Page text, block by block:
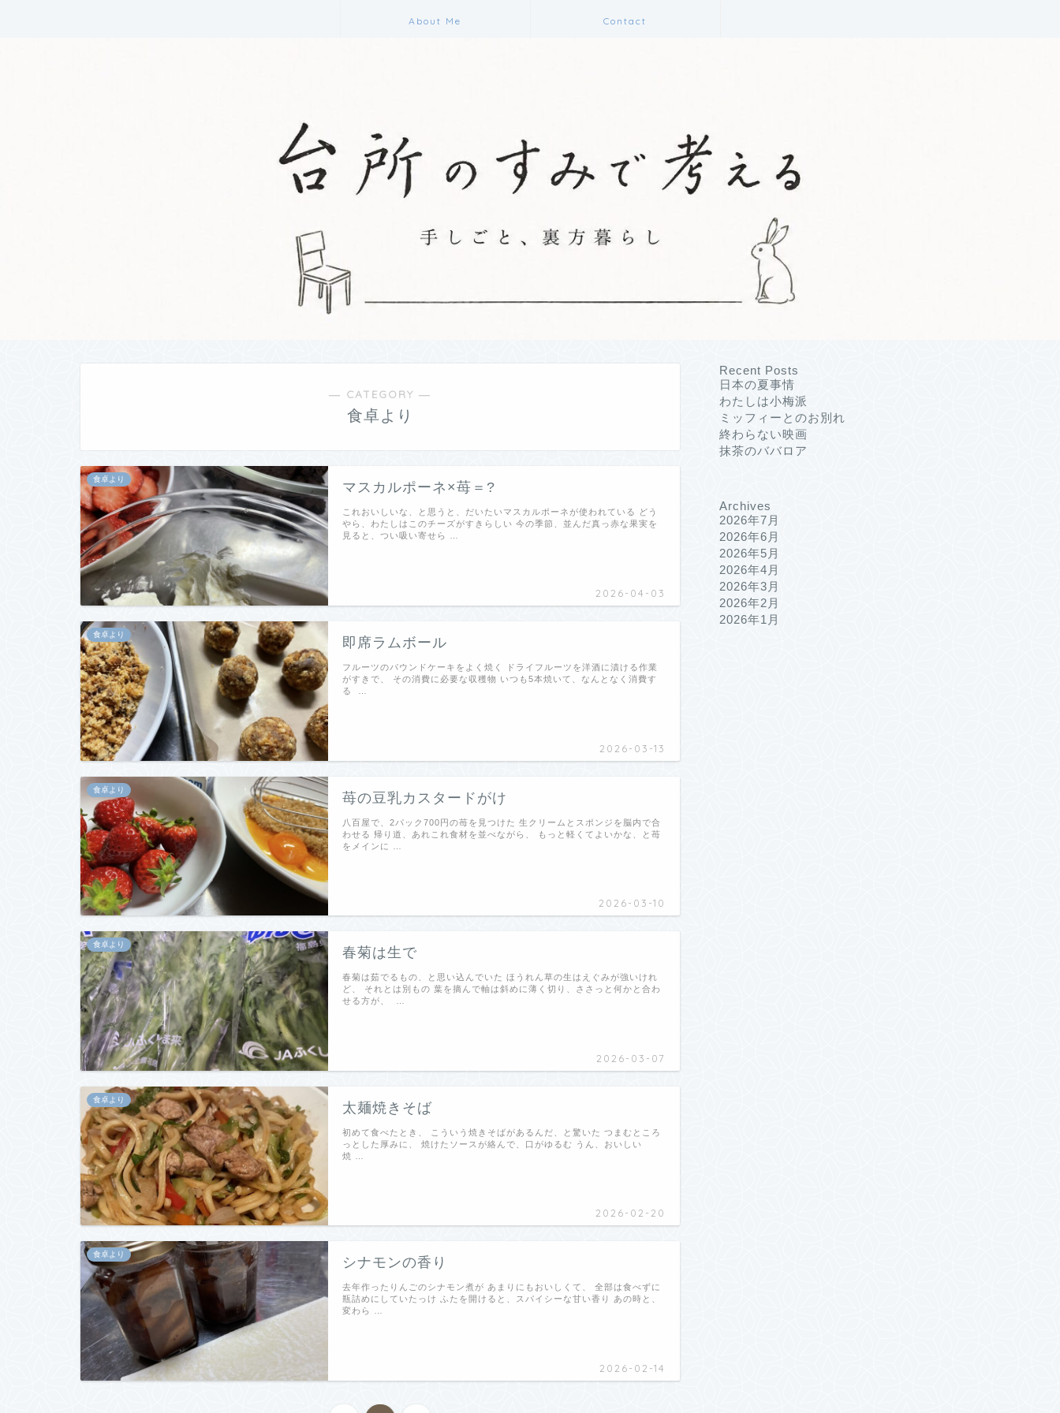
About Me Contact
― CATEGORY ―
食卓より
食卓より
マスカルポーネ×苺＝?
2026-04-03
これおいしいな、と思うと、だいたいマスカルポーネが使われている どう
やら、わたしはこのチーズがすきらしい 今の季節、並んだ真っ赤な果実を
見ると、つい吸い寄せら …
食卓より
即席ラムボール
2026-03-13
フルーツのパウンドケーキをよく焼く ドライフルーツを洋酒に漬ける作業
がすきで、 その消費に必要な収穫物 いつも5本焼いて、なんとなく消費す
る …
食卓より
苺の豆乳カスタードがけ
2026-03-10
八百屋で、2パック700円の苺を見つけた 生クリームとスポンジを脳内で合
わせる 帰り道、あれこれ食材を並べながら、 もっと軽くてよいかな、と苺
をメインに …
食卓より
春菊は生で
2026-03-07
春菊は茹でるもの、と思い込んでいた ほうれん草の生はえぐみが強いけれ
ど、 それとは別もの 葉を摘んで軸は斜めに薄く切り、ささっと何かと合わ
せる方が、 …
食卓より
太麺焼きそば
2026-02-20
初めて食べたとき、 こういう焼きそばがあるんだ、と驚いた つまむところ
っとした厚みに、 焼けたソースが絡んで、口がゆるむ うん、おいしい
焼 …
食卓より
シナモンの香り
2026-02-14
去年作ったりんごのシナモン煮が あまりにもおいしくて、 全部は食べずに
瓶詰めにしていたっけ ふたを開けると、スパイシーな甘い香り あの時と、
変わら …
Recent Posts
日本の夏事情
わたしは小梅派
ミッフィーとのお別れ
終わらない映画
抹茶のババロア
Archives
2026年7月
2026年6月
2026年5月
2026年4月
2026年3月
2026年2月
2026年1月